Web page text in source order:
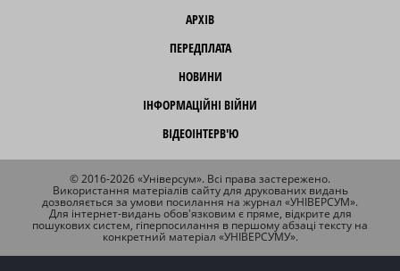
АРХІВ
ПЕРЕДПЛАТА
НОВИНИ
ІНФОРМАЦІЙНІ ВІЙНИ
ВІДЕОІНТЕРВ'Ю
© 2016-2026 «Універсум». Всі права застережено.
Використання матеріалів сайту для друкованих видань
дозволяється за умови посилання на журнал «УНІВЕРСУМ».
Для інтернет-видань обов'язковим є пряме, відкрите для
пошукових систем, гіперпосилання в першому абзаці тексту на
конкретний матеріал «УНІВЕРСУМУ».